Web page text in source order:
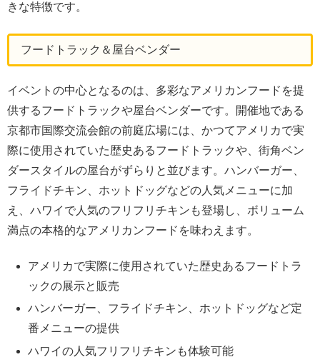
きな特徴です。
フードトラック＆屋台ベンダー
イベントの中心となるのは、多彩なアメリカンフードを提
供するフードトラックや屋台ベンダーです。開催地である
京都市国際交流会館の前庭広場には、かつてアメリカで実
際に使用されていた歴史あるフードトラックや、街角ベン
ダースタイルの屋台がずらりと並びます。ハンバーガー、
フライドチキン、ホットドッグなどの人気メニューに加
え、ハワイで人気のフリフリチキンも登場し、ボリューム
満点の本格的なアメリカンフードを味わえます。
アメリカで実際に使用されていた歴史あるフードトラ
ックの展示と販売
ハンバーガー、フライドチキン、ホットドッグなど定
番メニューの提供
ハワイの人気フリフリチキンも体験可能